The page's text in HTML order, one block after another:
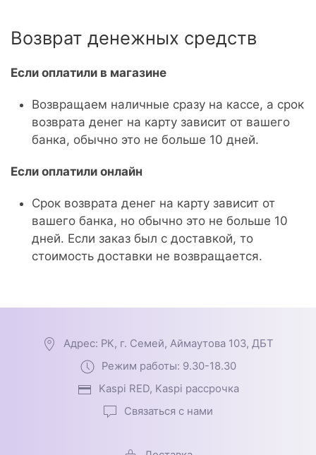
Возврат денежных средств
Если оплатили в магазине
Возвращаем наличные сразу на кассе, а срок
возврата денег на карту зависит от вашего
банка, обычно это не больше 10 дней.
Если оплатили онлайн
Срок возврата денег на карту зависит от
вашего банка, но обычно это не больше 10
дней. Если заказ был с доставкой, то
стоимость доставки не возвращается.
Адрес: РК, г. Семей, Аймаутова 103, ДБТ
Режим работы: 9.30-18.30
Kaspi RED, Kaspi рассрочка
Связаться с нами